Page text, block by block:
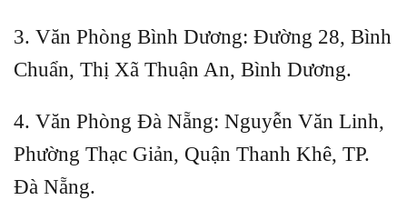
3. Văn Phòng Bình Dương: Đường 28, Bình
Chuẩn, Thị Xã Thuận An, Bình Dương.
4. Văn Phòng Đà Nẵng: Nguyễn Văn Linh,
Phường Thạc Giản, Quận Thanh Khê, TP.
Đà Nẵng.